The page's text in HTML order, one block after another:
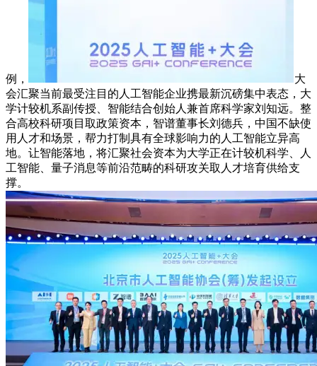
例，
大
会汇聚当前最受注目的人工智能企业携最新沉磅集中表态，大
学计较机系副传授、智能结合创始人兼首席科学家刘知远。整
合高校科研项目取政策资本，智谱董事长刘德兵，中国不缺使
用人才和场景，帮力打制具有全球影响力的人工智能立异高
地。让智能落地，将汇聚社会资本为大学正在计较机科学、人
工智能、量子消息等前沿范畴的科研攻关取人才培育供给支
撑。